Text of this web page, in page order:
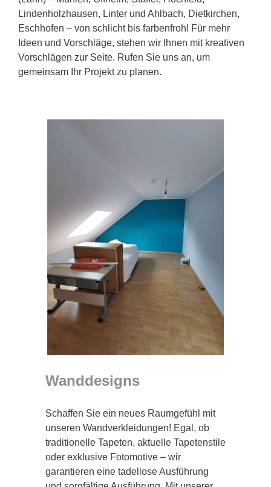
Lindenholzhausen, Linter und Ahlbach, Dietkirchen,
Eschhofen – von schlicht bis farbenfroh! Für mehr
Ideen und Vorschläge, stehen wir Ihnen mit kreativen
Vorschlägen zur Seite. Rufen Sie uns an, um
gemeinsam Ihr Projekt zu planen.
Wanddesigns
Schaffen Sie ein neues Raumgefühl mit
unseren Wandverkleidungen! Egal, ob
traditionelle Tapeten, aktuelle Tapetenstile
oder exklusive Fotomotive – wir
garantieren eine tadellose Ausführung